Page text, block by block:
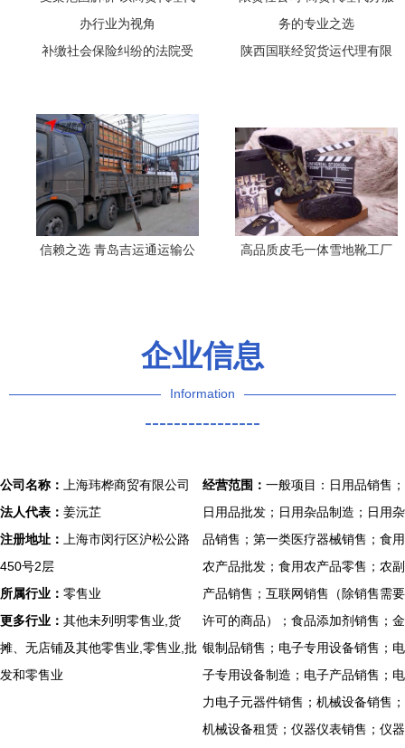
补缴社会保险纠纷的法院受
陕西国联经贸货运代理有限
信赖之选 青岛吉运通运输公
高品质皮毛一体雪地靴工厂
企业信息
Information
----------------
公司名称：
上海玮桦商贸有限公司
法人代表： 姜沅芷
注册地址：
上海市闵行区沪松公路
450号2层
所属行业： 零售业
更多行业： 其他未列明零售业,货
摊、无店铺及其他零售业,零售业,批
发和零售业
经营范围： 一般项目：日用品销售；
日用品批发；日用杂品制造；日用杂
品销售；第一类医疗器械销售；食用
农产品批发；食用农产品零售；农副
产品销售；互联网销售（除销售需要
许可的商品）；食品添加剂销售；金
银制品销售；电子专用设备销售；电
子专用设备制造；电子产品销售；电
力电子元器件销售；机械设备销售；
机械设备租赁；仪器仪表销售；仪器